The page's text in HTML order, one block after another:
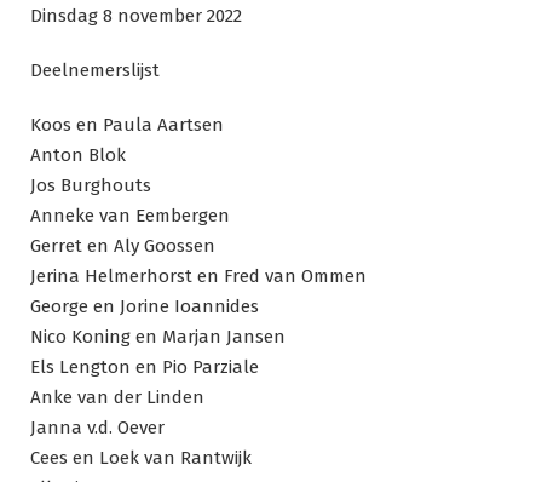
Dinsdag 8 november 2022
Deelnemerslijst
Koos en Paula Aartsen
Anton Blok
Jos Burghouts
Anneke van Eembergen
Gerret en Aly Goossen
Jerina Helmerhorst en Fred van Ommen
George en Jorine Ioannides
Nico Koning en Marjan Jansen
Els Lengton en Pio Parziale
Anke van der Linden
Janna v.d. Oever
Cees en Loek van Rantwijk